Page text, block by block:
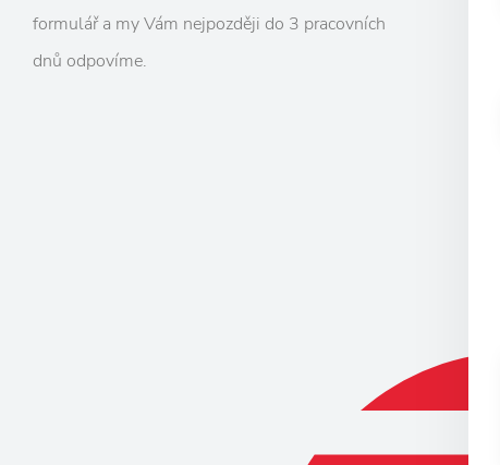
formulář a my Vám nejpozději do 3 pracovních
dnů odpovíme.